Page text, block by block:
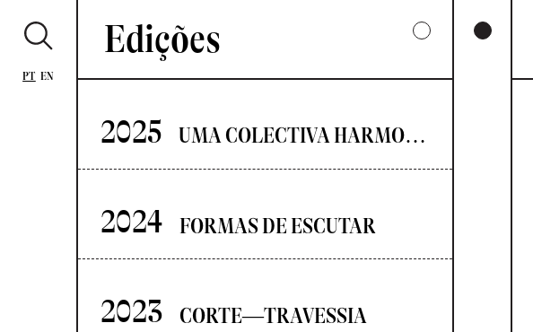
PT EN
Edições
2025 UMA COLECTIVA HARMONIA DESARTICULADA
2024 FORMAS DE ESCUTAR
2023 CORTE—TRAVESSIA